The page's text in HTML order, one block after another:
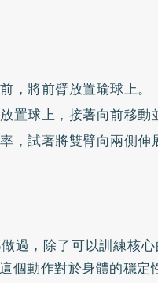
，將前臂放置瑜球上。
置球上，接著向前移動
，試著將雙臂向兩側伸
過，除了可以訓練核
個動作對於身體的穩定